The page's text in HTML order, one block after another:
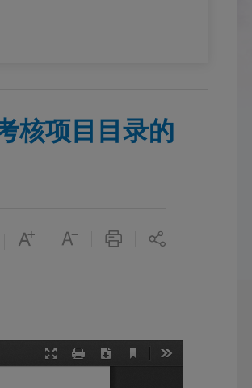
核项目目录的